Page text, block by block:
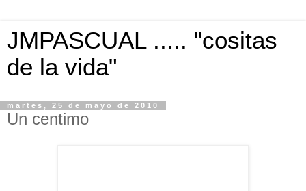
JMPASCUAL ..... "cositas
de la vida"
martes, 25 de mayo de 2010
Un centimo